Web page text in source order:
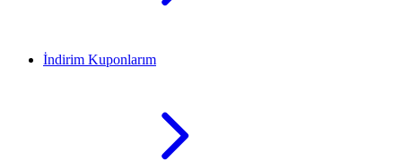
İndirim Kuponlarım